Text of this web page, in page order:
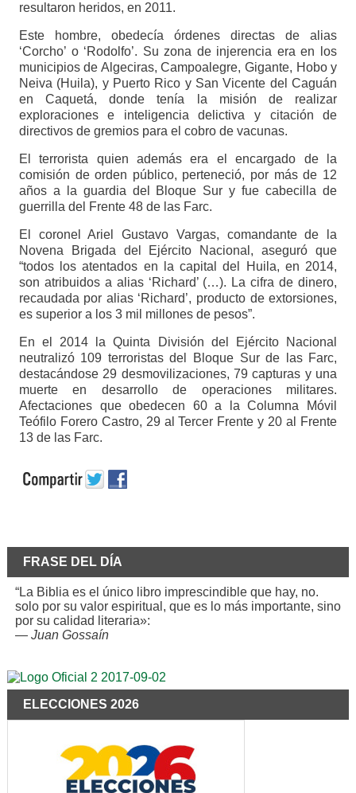
resultaron heridos, en 2011.
Este hombre, obedecía órdenes directas de alias
‘Corcho’ o ‘Rodolfo’. Su zona de injerencia era en los
municipios de Algeciras, Campoalegre, Gigante, Hobo y
Neiva (Huila), y Puerto Rico y San Vicente del Caguán
en Caquetá, donde tenía la misión de realizar
exploraciones e inteligencia delictiva y citación de
directivos de gremios para el cobro de vacunas.
El terrorista quien además era el encargado de la
comisión de orden público, perteneció, por más de 12
años a la guardia del Bloque Sur y fue cabecilla de
guerrilla del Frente 48 de las Farc.
El coronel Ariel Gustavo Vargas, comandante de la
Novena Brigada del Ejército Nacional, aseguró que
“todos los atentados en la capital del Huila, en 2014,
son atribuidos a alias ‘Richard’ (…). La cifra de dinero,
recaudada por alias ‘Richard’, producto de extorsiones,
es superior a los 3 mil millones de pesos”.
En el 2014 la Quinta División del Ejército Nacional
neutralizó 109 terroristas del Bloque Sur de las Farc,
destacándose 29 desmovilizaciones, 79 capturas y una
muerte en desarrollo de operaciones militares.
Afectaciones que obedecen 60 a la Columna Móvil
Teófilo Forero Castro, 29 al Tercer Frente y 20 al Frente
13 de las Farc.
FRASE DEL DÍA
“La Biblia es el único libro imprescindible que hay, no.
solo por su valor espiritual, que es lo más importante, sino
por su calidad literaria»:
— Juan Gossaín
ELECCIONES 2026